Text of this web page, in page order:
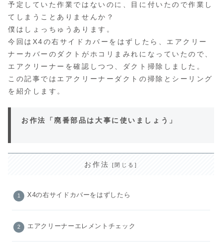
予定していた作業ではないのに、目に付いたので作業し
てしまうことありませんか？
僕はしょっちゅうあります。
今回はX4の右サイドカバーをはずしたら、エアクリー
ナーカバーのダクトがホコリまみれになっていたので、
エアクリーナーを確認しつつ、ダクト掃除しました。
この記事ではエアクリーナーダクトの掃除とシーリング
を紹介します。
お作法「廃番部品は大事に使いましょう」
お作法
X4の右サイドカバーをはずしたら
エアクリーナーエレメントチェック